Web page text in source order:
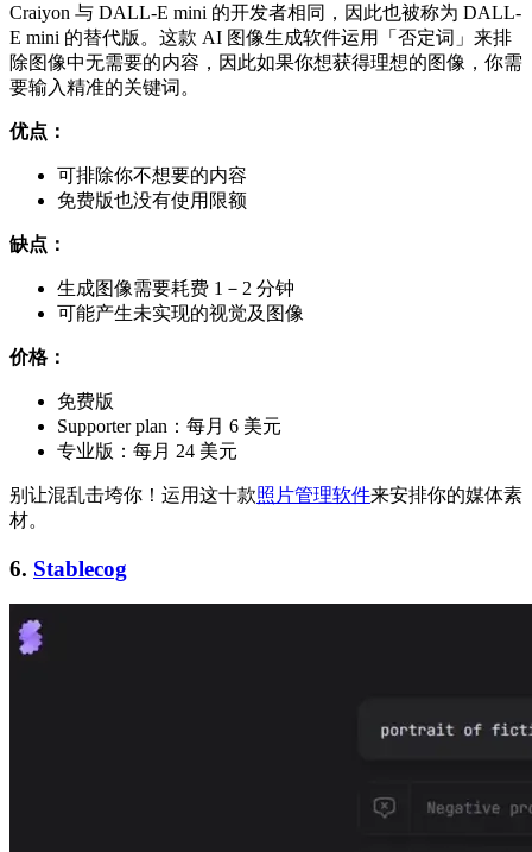
Craiyon 与 DALL-E mini 的开发者相同，因此也被称为 DALL-
E mini 的替代版。这款 AI 图像生成软件运用「否定词」来排
除图像中无需要的内容，因此如果你想获得理想的图像，你需
要输入精准的关键词。
优点：
可排除你不想要的内容
免费版也没有使用限额
缺点：
生成图像需要耗费 1－2 分钟
可能产生未实现的视觉及图像
价格：
免费版
Supporter plan：每月 6 美元
专业版：每月 24 美元
别让混乱击垮你！运用这十款照片管理软件来安排你的媒体素
材。
6. Stablecog